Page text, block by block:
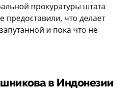
прокуратуры штата
что делает
и пока что не
в Индонезии